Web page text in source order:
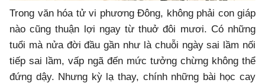
Trong văn hóa tử vi phương Đông, không phải con giáp
nào cũng thuận lợi ngay từ thuở đôi mươi. Có những
tuổi mà nửa đời đầu gần như là chuỗi ngày sai lầm nối
tiếp sai lầm, vấp ngã đến mức tưởng chừng không thể
đứng dậy. Nhưng kỳ lạ thay, chính những bài học cay